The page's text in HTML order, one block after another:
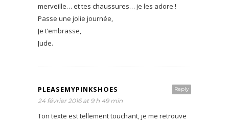
merveille… et tes chaussures… je les adore !
Passe une jolie journée,
Je t’embrasse,
Jude.
Reply
PLEASEMYPINKSHOES
24 février 2016 at 9 h 49 min
Ton texte est tellement touchant, je me retrouve